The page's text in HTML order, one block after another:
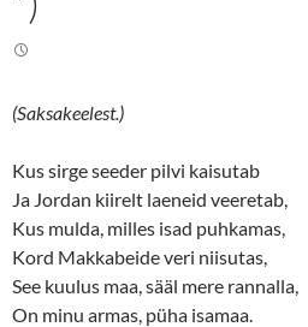
(Saksakeelest.)
Kus sirge seeder pilvi kaisutab
Ja Jordan kiirelt laeneid veeretab,
Kus mulda, milles isad puhkamas,
Kord Makkabeide veri niisutas,
See kuulus maa, sääl mere rannalla,
On minu armas, püha isamaa.